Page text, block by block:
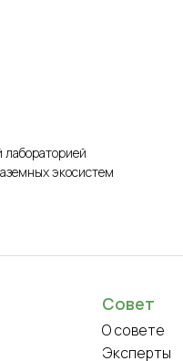
экосистем
О совете
Эксперты
Совет